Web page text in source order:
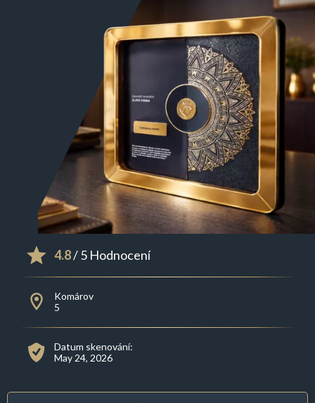
4.8/ 5 Hodnocení
Komárov
5
Datum skenování:
May 24, 2026